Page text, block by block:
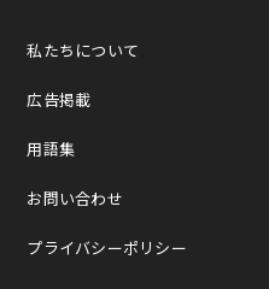
私たちについて
広告掲載
用語集
お問い合わせ
プライバシーポリシー